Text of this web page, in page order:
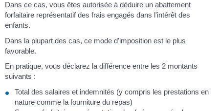
Dans ce cas, vous êtes autorisée à déduire un abattement
forfaitaire représentatif des frais engagés dans l'intérêt des
enfants.
Dans la plupart des cas, ce mode d'imposition est le plus
favorable.
En pratique, vous déclarez la différence entre les 2 montants
suivants :
Total des salaires et indemnités (y compris les prestations en
nature comme la fourniture du repas)